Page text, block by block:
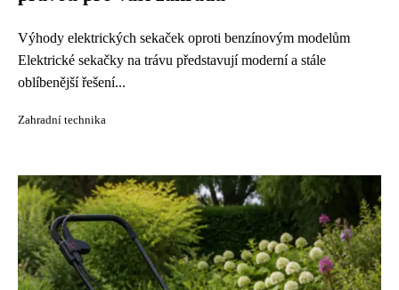
Výhody elektrických sekaček oproti benzínovým modelům
Elektrické sekačky na trávu představují moderní a stále
oblíbenější řešení...
Zahradní technika